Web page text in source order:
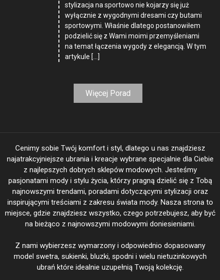
stylizacja na sportowo nie kojarzy się już
wyłącznie z wygodnymi dresami czy butami
sportowymi. Właśnie dlatego postanowiłem
podzielić się z Wami moimi przemyśleniami
na temat łączenia wygody z elegancją. W tym
artykule […]
Więcej Porad
Cenimy sobie Twój komfort i styl, dlatego u nas znajdziesz
najatrakcyjniejsze ubrania i kreacje wybrane specjalnie dla Ciebie
z najlepszych dobrych sklepów modowych. Jesteśmy
pasjonatami mody i stylu życia, którzy pragną dzielić się z Tobą
najnowszymi trendami, poradami dotyczącymi stylizacji oraz
inspirującymi treściami z zakresu świata mody. Nasza strona to
miejsce, gdzie znajdziesz wszystko, czego potrzebujesz, aby być
na bieżąco z najnowszymi modowymi doniesieniami.
Z nami wybierzesz wymarzony i odpowiednio dopasowany
model swetra, sukienki, bluzki, spodni i wielu nietuzinkowych
ubrań które idealnie uzupełnią Twoją kolekcję.